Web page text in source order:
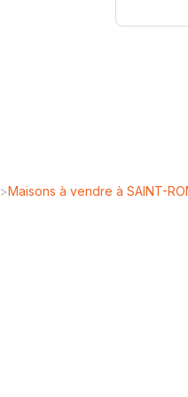
>Maisons à vendre à SAINT-